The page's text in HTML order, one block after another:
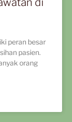
peran besar
pasien.
orang